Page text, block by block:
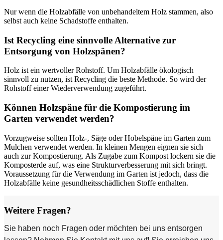
Nur wenn die Holzabfälle von unbehandeltem Holz stammen, also
selbst auch keine Schadstoffe enthalten.
Ist Recycling eine sinnvolle Alternative zur
Entsorgung von Holzspänen?
Holz ist ein wertvoller Rohstoff. Um Holzabfälle ökologisch
sinnvoll zu nutzen, ist Recycling die beste Methode. So wird der
Rohstoff einer Wiederverwendung zugeführt.
Können Holzspäne für die Kompostierung im
Garten verwendet werden?
Vorzugweise sollten Holz-, Säge oder Hobelspäne im Garten zum
Mulchen verwendet werden. In kleinen Mengen eignen sie sich
auch zur Kompostierung. Als Zugabe zum Kompost lockern sie die
Komposterde auf, was eine Strukturverbesserung mit sich bringt.
Voraussetzung für die Verwendung im Garten ist jedoch, dass die
Holzabfälle keine gesundheitsschädlichen Stoffe enthalten.
Weitere Fragen?
Sie haben noch Fragen oder möchten bei uns entsorgen